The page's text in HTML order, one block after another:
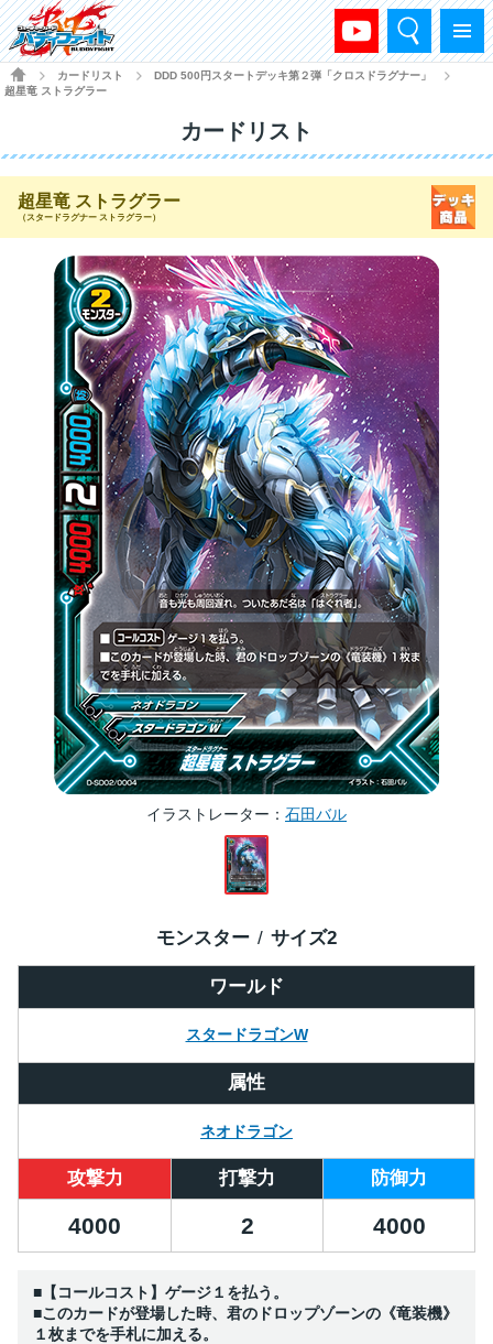
メニュー
検索
HOME
カードリスト DDD 500円スタートデッキ第２弾「クロスドラグナー」
超星竜 ストラグラー
カードリスト
超星竜 ストラグラー
（スタードラグナー ストラグラー）
イラストレーター 石田バル
ワールド
スタードラゴンW
モンスター サイズ2
属性
ネオドラゴン
攻撃力 打撃力 防御力
4000 2 4000
■【コールコスト】ゲージ１を払う。
■このカードが登場した時、君のドロップゾーンの《竜装機》
１枚までを手札に加える。